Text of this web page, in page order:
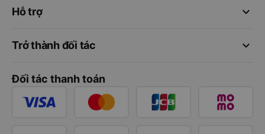
keyboard_arrow_down
Hỗ trợ
keyboard_arrow_down
Trở thành đối tác
Đối tác thanh toán